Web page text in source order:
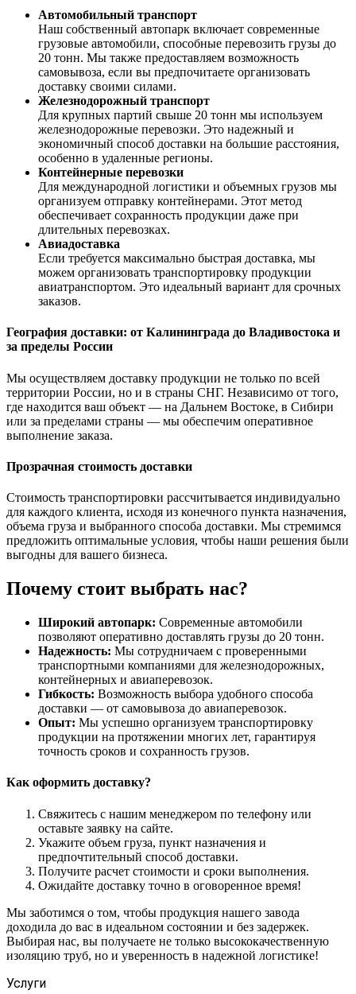
Автомобильный транспорт
Наш собственный автопарк включает современные
грузовые автомобили, способные перевозить грузы до
20 тонн. Мы также предоставляем возможность
самовывоза, если вы предпочитаете организовать
доставку своими силами.
Железнодорожный транспорт
Для крупных партий свыше 20 тонн мы используем
железнодорожные перевозки. Это надежный и
экономичный способ доставки на большие расстояния,
особенно в удаленные регионы.
Контейнерные перевозки
Для международной логистики и объемных грузов мы
организуем отправку контейнерами. Этот метод
обеспечивает сохранность продукции даже при
длительных перевозках.
Авиадоставка
Если требуется максимально быстрая доставка, мы
можем организовать транспортировку продукции
авиатранспортом. Это идеальный вариант для срочных
заказов.
География доставки: от Калининграда до Владивостока и
за пределы России
Мы осуществляем доставку продукции не только по всей
территории России, но и в страны СНГ. Независимо от того,
где находится ваш объект — на Дальнем Востоке, в Сибири
или за пределами страны — мы обеспечим оперативное
выполнение заказа.
Прозрачная стоимость доставки
Стоимость транспортировки рассчитывается индивидуально
для каждого клиента, исходя из конечного пункта назначения,
объема груза и выбранного способа доставки. Мы стремимся
предложить оптимальные условия, чтобы наши решения были
выгодны для вашего бизнеса.
Почему стоит выбрать нас?
Широкий автопарк: Современные автомобили
позволяют оперативно доставлять грузы до 20 тонн.
Надежность: Мы сотрудничаем с проверенными
транспортными компаниями для железнодорожных,
контейнерных и авиаперевозок.
Гибкость: Возможность выбора удобного способа
доставки — от самовывоза до авиаперевозок.
Опыт: Мы успешно организуем транспортировку
продукции на протяжении многих лет, гарантируя
точность сроков и сохранность грузов.
Как оформить доставку?
Свяжитесь с нашим менеджером по телефону или
оставьте заявку на сайте.
Укажите объем груза, пункт назначения и
предпочтительный способ доставки.
Получите расчет стоимости и сроки выполнения.
Ожидайте доставку точно в оговоренное время!
Мы заботимся о том, чтобы продукция нашего завода
доходила до вас в идеальном состоянии и без задержек.
Выбирая нас, вы получаете не только высококачественную
изоляцию труб, но и уверенность в надежной логистике!
Услуги